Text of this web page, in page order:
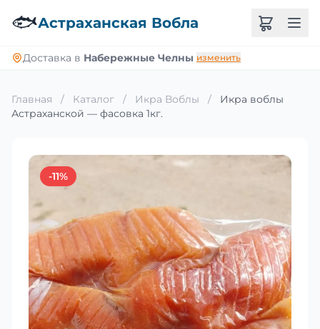
🐟Астраханская Вобла
Доставка в Набережные Челны изменить
Главная / Каталог / Икра Воблы /
Икра воблы
Астраханской — фасовка 1кг.
-11%